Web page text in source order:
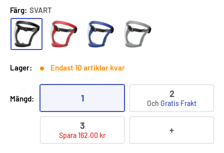
Färg: SVART
Lager: Endast 10 artiklar kvar
Mängd: 1 2
Och Gratis Frakt
3
Spara 162.00 kr +